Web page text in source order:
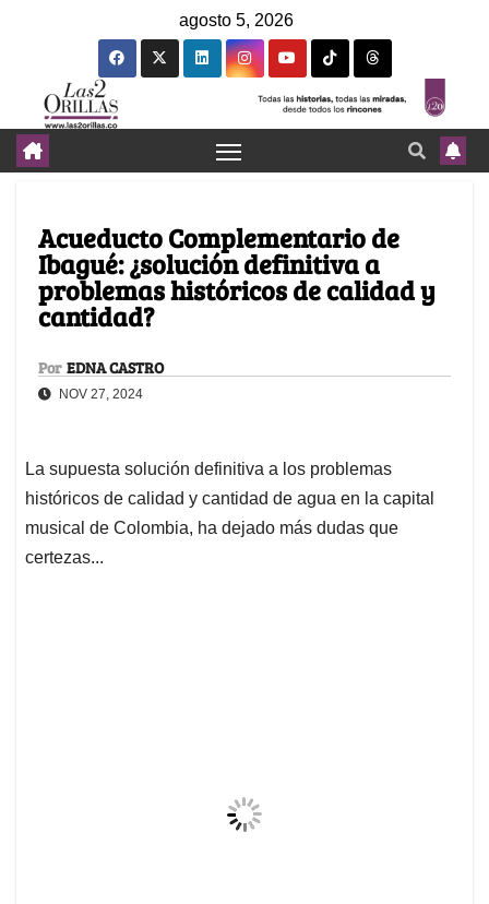
agosto 5, 2026
Acueducto Complementario de
Ibagué: ¿solución definitiva a
problemas históricos de calidad y
cantidad?
Por EDNA CASTRO
NOV 27, 2024
La supuesta solución definitiva a los problemas
históricos de calidad y cantidad de agua en la capital
musical de Colombia, ha dejado más dudas que
certezas...